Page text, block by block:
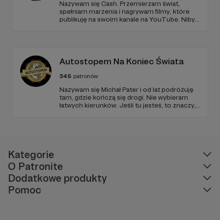
wysp mam wciąż do obskoczenia w tym temacie.
Nazywam się Cash. Przemierzam świat,
spełniam marzenia i nagrywam filmy, które
publikuję na swoim kanale na YouTube. Niby
Autostopem Na Koniec Świata
345 patronów
Nazywam się Michał Pater i od lat podróżuję
tam, gdzie kończą się drogi. Nie wybieram
łatwych kierunków. Jeśli tu jesteś, to znaczy,
Kategorie
O Patronite
Dodatkowe produkty
Pomoc